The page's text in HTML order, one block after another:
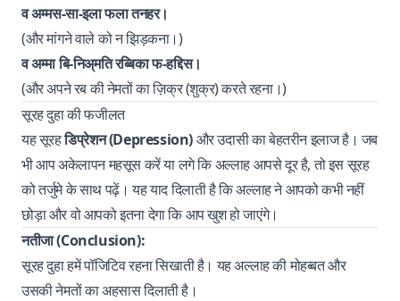
व अम्मस-सा-इला फला तनहर।
(और मांगने वाले को न झिड़कना।)
व अम्मा बि-निअ्मति रब्बिका फ-हद्दिस।
(और अपने रब की नेमतों का ज़िक्र (शुक्र) करते रहना।)
सूरह दुहा की फजीलत
यह सूरहडिप्रेशन (Depression)और उदासी का बेहतरीन इलाज है। जब
भी आप अकेलापन महसूस करें या लगे कि अल्लाह आपसे दूर है, तो इस सूरह
को तर्जुमे के साथ पढ़ें। यह याद दिलाती है कि अल्लाह ने आपको कभी नहीं
छोड़ा और वो आपको इतना देगा कि आप खुश हो जाएंगे।
नतीजा (Conclusion):
सूरह दुहा हमें पॉजिटिव रहना सिखाती है। यह अल्लाह की मोहब्बत और
उसकी नेमतों का अहसास दिलाती है।